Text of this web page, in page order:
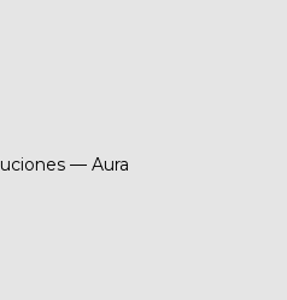
— Aura